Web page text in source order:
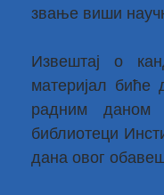
звање виши
Извештај о
материјал биће
радним
библиотеци
дана овог